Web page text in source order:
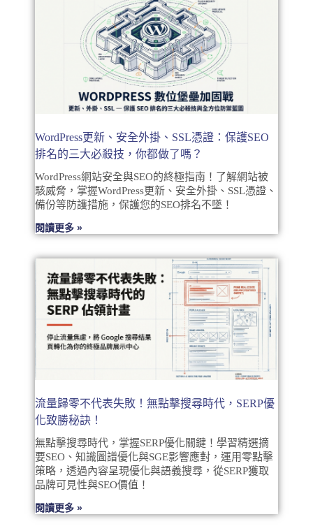
WordPress更新、安全外掛、SSL憑證：保護SEO
排名的三大必殺技，你都做了嗎？
WordPress網站安全與SEO的終極指南！了解網站被
駭威脅，掌握WordPress更新、安全外掛、SSL憑證、
備份等防護措施，保護您的SEO排名不墜！
閱讀更多 »
流量歸零不代表失敗！無點擊搜尋時代，SERP優
化致勝秘訣！
無點擊搜尋時代，掌握SERP優化關鍵！學習精選摘
要SEO、知識圖譜優化與SGE影響應對，運用零點擊
策略，透過內容呈現優化與語義搜尋，從SERP獲取
品牌可見性與SEO價值！
閱讀更多 »